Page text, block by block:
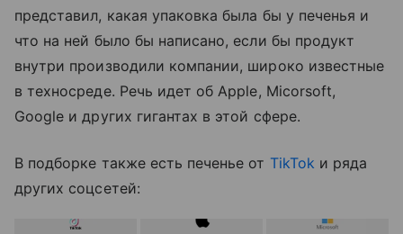
представил, какая упаковка была бы у печенья и
что на ней было бы написано, если бы продукт
внутри производили компании, широко известные
в техносреде. Речь идет об Apple, Micorsoft,
Google и других гигантах в этой сфере.
В подборке также есть печенье от TikTok и ряда
других соцсетей: